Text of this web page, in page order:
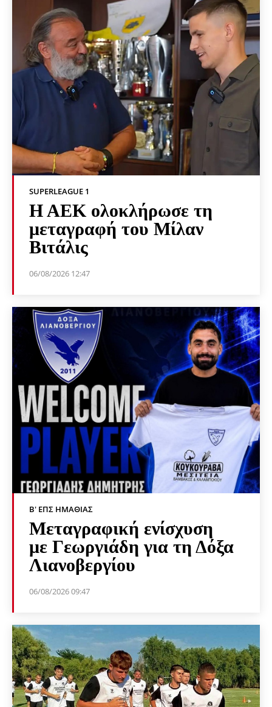
SUPERLEAGUE 1
Η ΑΕΚ ολοκλήρωσε τη
μεταγραφή του Μίλαν
Βιτάλις
06/08/2026 12:47
Β' ΕΠΣ ΗΜΑΘΊΑΣ
Μεταγραφική ενίσχυση
με Γεωργιάδη για τη Δόξα
Λιανοβεργίου
06/08/2026 09:47